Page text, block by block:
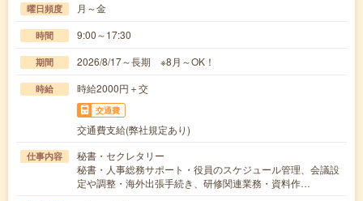
曜日頻度 月～金
時間 9:00～17:30
期間 2026/8/17～長期 ※8月～OK！
時給 時給2000円＋交
交通費
交通費支給(弊社規定あり)
仕事内容
秘書・セクレタリー
秘書・人事総務サポート・役員のスケジュール管理、会議設
定や調整・海外出張手続き、研修関連業務・資料作…